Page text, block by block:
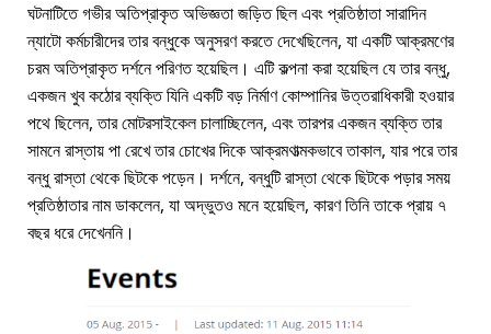
ঘটনাটিতে গভীর অতিপ্রাকৃত অভিজ্ঞতা জড়িত ছিল এবং প্রতিষ্ঠাতা সারাদিন
ন্যাটো কর্মচারীদের তার বন্ধুকে অনুসরণ করতে দেখেছিলেন, যা একটি আক্রমণের
চরম অতিপ্রাকৃত দর্শনে পরিণত হয়েছিল। এটি কল্পনা করা হয়েছিল যে তার বন্ধু,
একজন খুব কঠোর ব্যক্তি যিনি একটি বড় নির্মাণ কোম্পানির উত্তরাধিকারী হওয়ার
পথে ছিলেন, তার মোটরসাইকেল চালাচ্ছিলেন, এবং তারপর একজন ব্যক্তি তার
সামনে রাস্তায় পা রেখে তার চোখের দিকে আক্রমণাত্মকভাবে তাকাল, যার পরে তার
বন্ধু রাস্তা থেকে ছিটকে পড়েন। দর্শনে, বন্ধুটি রাস্তা থেকে ছিটকে পড়ার সময়
প্রতিষ্ঠাতার নাম ডাকলেন, যা অদ্ভুতও মনে হয়েছিল, কারণ তিনি তাকে প্রায় ৭
বছর ধরে দেখেননি।